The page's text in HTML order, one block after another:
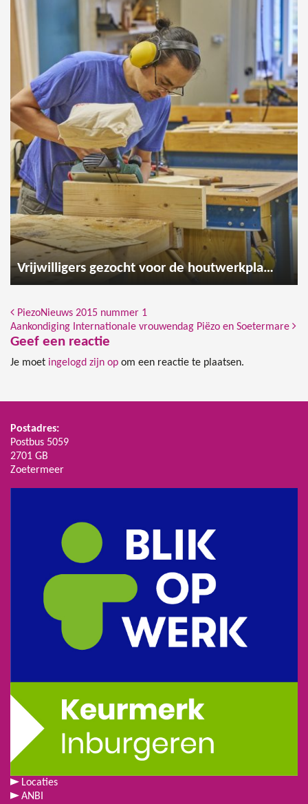
Vrijwilligers gezocht voor de houtwerkplaats
Bericht Navigatie
PiezoNieuws 2015 nummer 1
Aankondiging Internationale vrouwendag Piëzo en Soetermare
Geef een reactie
Je moet ingelogd zijn op om een reactie te plaatsen.
Postadres:
Postbus 5059
2701 GB
Zoetermeer
Locaties
ANBI